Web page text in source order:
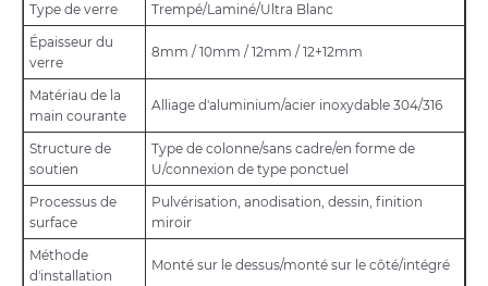
Type de verre
Trempé/Laminé/Ultra Blanc
Épaisseur du
verre
8mm / 10mm / 12mm / 12+12mm
Matériau de la
main courante
Alliage d'aluminium/acier inoxydable 304/316
Structure de
soutien
Type de colonne/sans cadre/en forme de
U/connexion de type ponctuel
Processus de
surface
Pulvérisation, anodisation, dessin, finition
miroir
Méthode
d'installation
Monté sur le dessus/monté sur le côté/intégré